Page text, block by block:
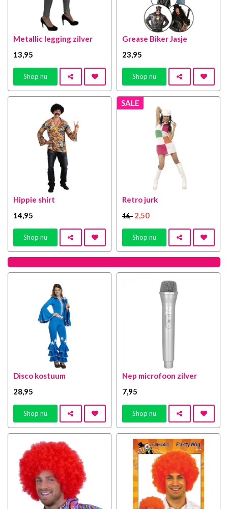
Metallic legging zilver
13,95
Shop nu
Grease Biker Jasje
23,95
Shop nu
Hippie shirt
14,95
Shop nu
SALE
Retro jurk
16,- 2,50
Shop nu
Disco kostuum
28,95
Shop nu
Nep microfoon zilver
7,95
Shop nu